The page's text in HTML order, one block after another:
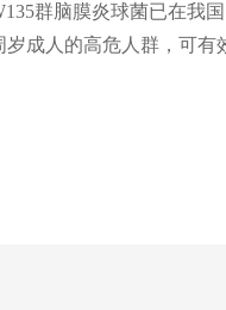
群脑膜炎球菌已在我
成人的高危人群，可有